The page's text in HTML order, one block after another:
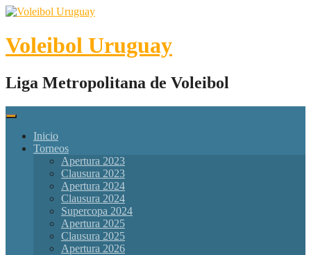
Skip
content
Voleibol Uruguay
Liga Metropolitana de Voleibol
Inicio
Torneos
Apertura 2023
Clausura 2023
Apertura 2024
Clausura 2024
Supercopa 2024
Apertura 2025
Clausura 2025
Apertura 2026